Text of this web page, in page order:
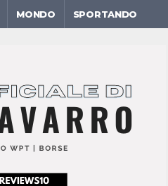
MONDO SPORTANDO